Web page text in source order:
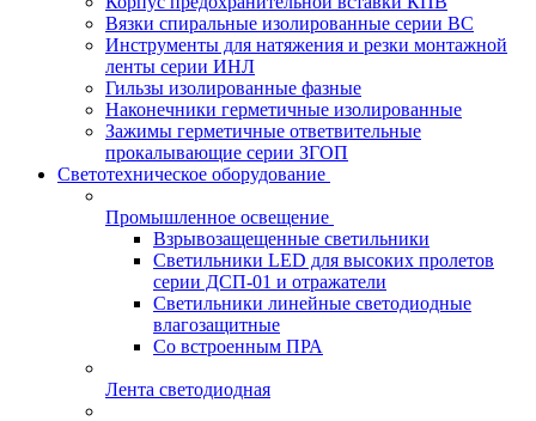
Вязки спиральные изолированные серии ВС
Инструменты для натяжения и резки монтажной
ленты серии ИНЛ
Гильзы изолированные фазные
Наконечники герметичные изолированные
Зажимы герметичные ответвительные
прокалывающие серии ЗГОП
Светотехническое оборудование
Промышленное освещение
Взрывозащещенные светильники
Светильники LED для высоких пролетов
серии ДСП-01 и отражатели
Светильники линейные светодиодные
влагозащитные
Со встроенным ПРА
Лента светодиодная